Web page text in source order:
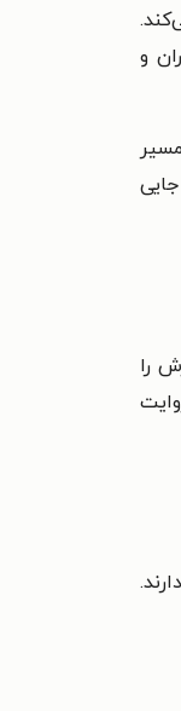
و
را